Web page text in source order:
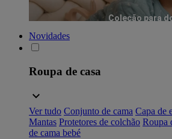
Coleção para
Novidades
Roupa de casa
Ver tudo Conjunto de cama Capa de
Mantas Protetores de colchão Roupa
de cama bebé